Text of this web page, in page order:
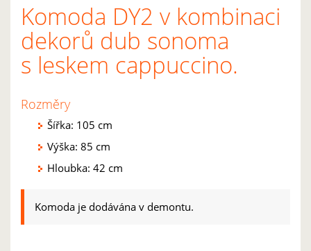
Komoda DY2 v kombinaci
dekorů dub sonoma
s leskem cappuccino.
Rozměry
Šířka: 105 cm
Výška: 85 cm
Hloubka: 42 cm
Komoda je dodávána v demontu.